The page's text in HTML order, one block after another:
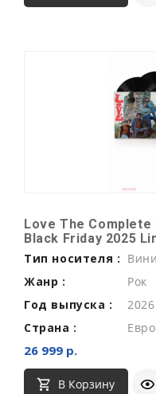
Love The Complete
Black Friday 2025
Тип носителя :
Жанр :
Рок
Год выпуска :
2026
Страна :
26 999 р.
В Корзину